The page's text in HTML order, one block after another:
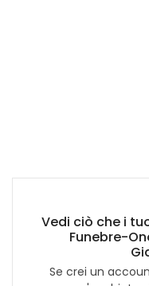
Vedi ciò che i
Funebre-
Se crei un